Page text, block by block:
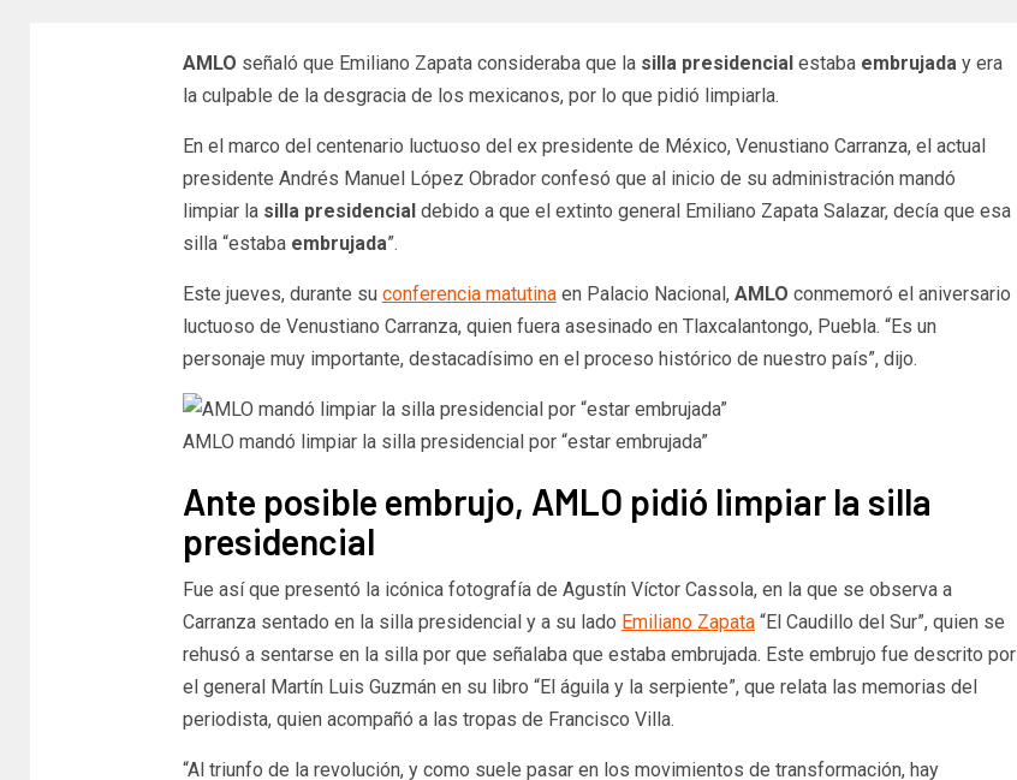
AMLO señaló que Emiliano Zapata consideraba que la silla presidencial estaba embrujaday era
la culpable de la desgracia de los mexicanos, por lo que pidió limpiarla.
En el marco del centenario luctuoso del ex presidente de México, Venustiano Carranza, el actual
presidente Andrés Manuel López Obrador confesó que al inicio de su administración mandó
limpiar la silla presidencialdebido a que el extinto general Emiliano Zapata Salazar, decía que esa
silla “estaba embrujada”.
Este jueves, durante su conferencia matutinaen Palacio Nacional, AMLO conmemoró el aniversario
luctuoso de Venustiano Carranza, quien fuera asesinado en Tlaxcalantongo, Puebla. “Es un
personaje muy importante, destacadísimo en el proceso histórico de nuestro país”, dijo.
AMLO mandó limpiar la silla presidencial por “estar embrujada”
Ante posible embrujo, AMLO pidió limpiar la silla
presidencial
Fue así que presentó la icónica fotografía de Agustín Víctor Cassola, en la que se observa a
Carranza sentado en la silla presidencial y a su lado Emiliano Zapata“El Caudillo del Sur”, quien se
rehusó a sentarse en la silla por que señalaba que estaba embrujada. Este embrujo fue descrito por
el general Martín Luis Guzmán en su libro “El águila y la serpiente”, que relata las memorias del
periodista, quien acompañó a las tropas de Francisco Villa.
“Al triunfo de la revolución, y como suele pasar en los movimientos de transformación, hay